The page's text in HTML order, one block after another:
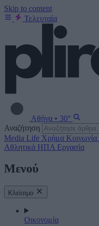
Skip to content
Τελευταία
Αθήνα • 30°
Αναζήτηση
Media Life Χρήμα Κοινωνία
Αθλητικά ΗΠΑ Εργασία
Μενού
Κλείσιμο
Οικονομία